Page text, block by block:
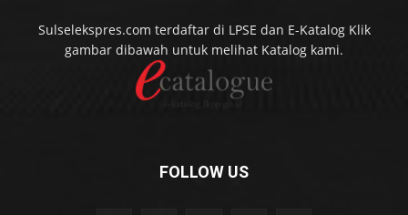
Sulselekspres.com terdaftar di LPSE dan E-Katalog Klik
gambar dibawah untuk melihat Katalog kami.
FOLLOW US